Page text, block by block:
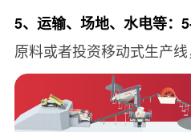
5、运输、场地、水电等：
原料或者投资移动式生产线